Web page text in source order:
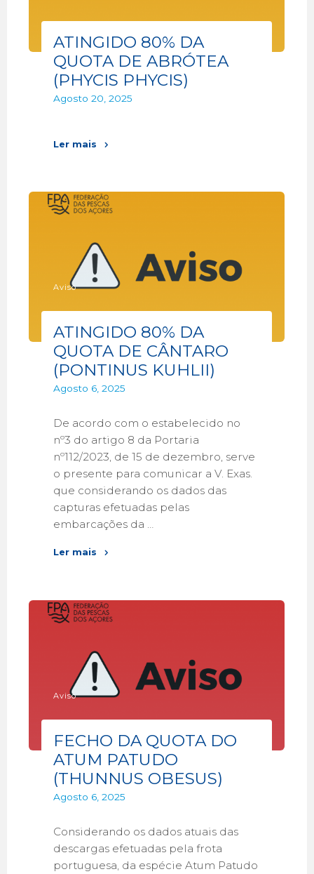
ATINGIDO 80% DA
QUOTA DE ABRÓTEA
(PHYCIS PHYCIS)
Agosto 20, 2025
Ler mais
Aviso
ATINGIDO 80% DA
QUOTA DE CÂNTARO
(PONTINUS KUHLII)
Agosto 6, 2025
De acordo com o estabelecido no
nº3 do artigo 8 da Portaria
nº112/2023, de 15 de dezembro, serve
o presente para comunicar a V. Exas.
que considerando os dados das
capturas efetuadas pelas
embarcações da …
Ler mais
Aviso
FECHO DA QUOTA DO
ATUM PATUDO
(THUNNUS OBESUS)
Agosto 6, 2025
Considerando os dados atuais das
descargas efetuadas pela frota
portuguesa, da espécie Atum Patudo